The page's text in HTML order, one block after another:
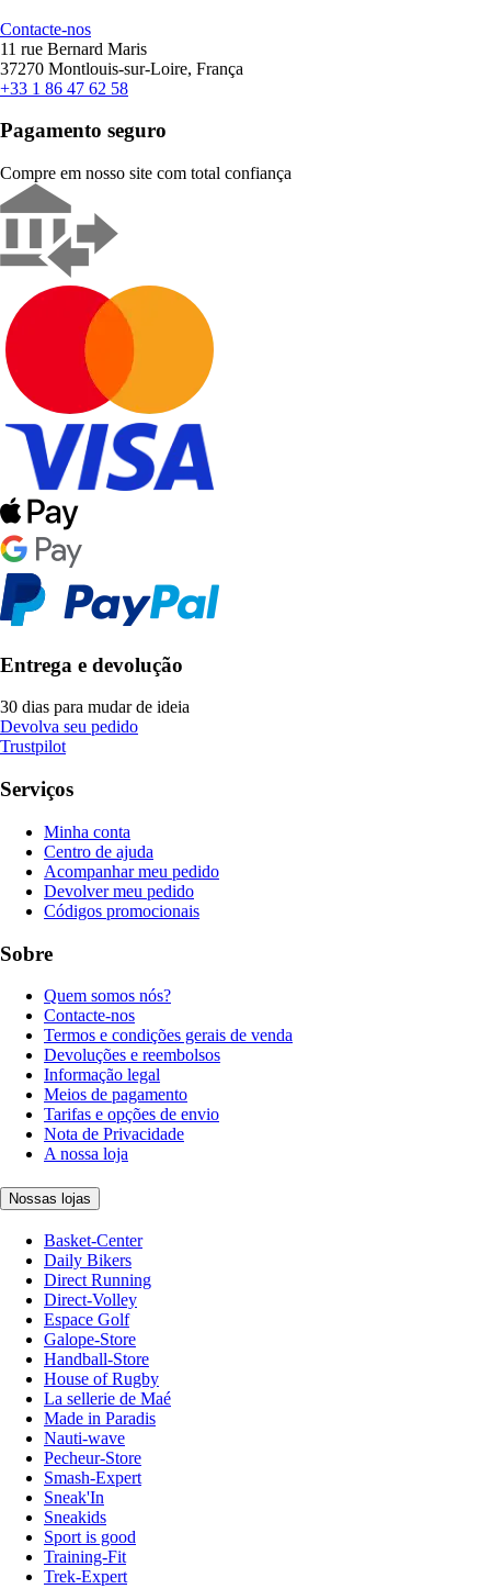
Contacte-nos
11 rue Bernard Maris
37270 Montlouis-sur-Loire, França
+33 1 86 47 62 58
Pagamento seguro
Compre em nosso site com total confiança
Entrega e devolução
30 dias para mudar de ideia
Devolva seu pedido
Trustpilot
Serviços
Minha conta
Centro de ajuda
Acompanhar meu pedido
Devolver meu pedido
Códigos promocionais
Sobre
Quem somos nós?
Contacte-nos
Termos e condições gerais de venda
Devoluções e reembolsos
Informação legal
Meios de pagamento
Tarifas e opções de envio
Nota de Privacidade
A nossa loja
Nossas lojas
Basket-Center
Daily Bikers
Direct Running
Direct-Volley
Espace Golf
Galope-Store
Handball-Store
House of Rugby
La sellerie de Maé
Made in Paradis
Nauti-wave
Pecheur-Store
Smash-Expert
Sneak'In
Sneakids
Sport is good
Training-Fit
Trek-Expert